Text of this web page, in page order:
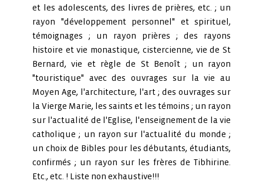
et les adolescents, des livres de prières, etc. ; un
rayon "développement personnel" et spirituel,
témoignages ; un rayon prières ; des rayons
histoire et vie monastique, cistercienne, vie de St
Bernard, vie et règle de St Benoît ; un rayon
"touristique" avec des ouvrages sur la vie au
Moyen Age, l'architecture, l'art ; des ouvrages sur
la Vierge Marie, les saints et les témoins ; un rayon
sur l'actualité de l'Eglise, l'enseignement de la vie
catholique ; un rayon sur l'actualité du monde ;
un choix de Bibles pour les débutants, étudiants,
confirmés ; un rayon sur les frères de Tibhirine.
Etc., etc. ! Liste non exhaustive!!!